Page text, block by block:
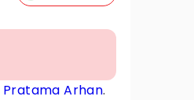
Pratama Arhan.